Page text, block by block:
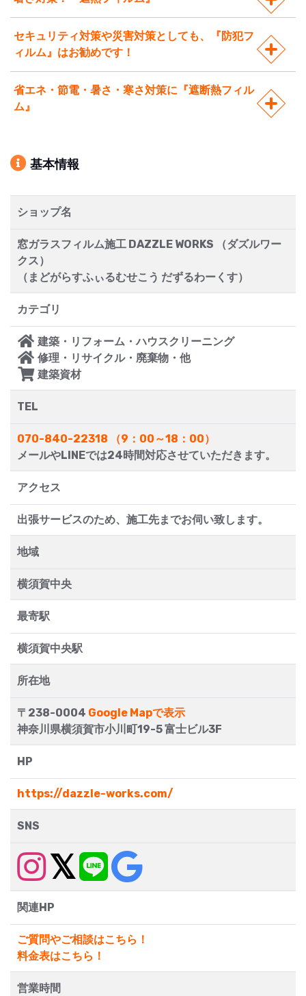
セキュリティ対策や災害対策としても、『防犯フ
ィルム』はお勧めです！
省エネ・節電・暑さ・寒さ対策に『遮断熱フィル
ム』
基本情報
ショップ名
窓ガラスフィルム施工 DAZZLE WORKS （ダズルワー
クス）
（まどがらすふぃるむせこう だずるわーくす）
カテゴリ
建築・リフォーム・ハウスクリーニング
修理・リサイクル・廃棄物・他
建築資材
TEL
070-840-22318 （9：00～18：00）
メールやLINEでは24時間対応させていただきます。
アクセス
出張サービスのため、施工先までお伺い致します。
地域
横須賀中央
最寄駅
横須賀中央駅
所在地
〒238-0004 Google Mapで表示
神奈川県横須賀市小川町19-5 富士ビル3F
HP
https://dazzle-works.com/
SNS
関連HP
ご質問やご相談はこちら！
料金表はこちら！
営業時間